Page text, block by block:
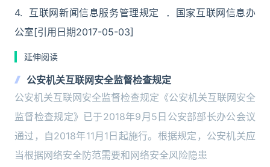
4. 互联网新闻信息服务管理规定 ．国家互联网信息办
公室[引用日期2017-05-03]
延伸阅读
公安机关互联网安全监督检查规定
公安机关互联网安全监督检查规定《公安机关互联网安全
监督检查规定》已于2018年9月5日公安部部长办公会议
通过，自2018年11月1日起施行。根据规定，公安机关应
当根据网络安全防范需要和网络安全风险隐患